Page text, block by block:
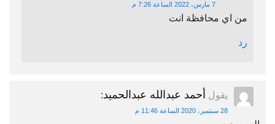
7 مارس، 2022 الساعة 7:26 م
من اي محافظة انت
رد
يقول أحمد عبدالله عبدالحميد:
28 سبتمبر، 2020 الساعة 11:46 م